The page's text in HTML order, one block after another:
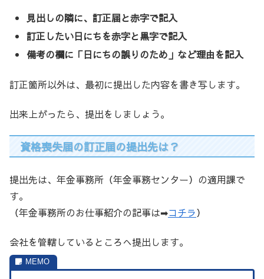
見出しの隣に、訂正届と赤字で記入
訂正したい日にちを赤字と黒字で記入
備考の欄に「日にちの誤りのため」など理由を記入
訂正箇所以外は、最初に提出した内容を書き写します。
出来上がったら、提出をしましょう。
資格喪失届の訂正届の提出先は？
提出先は、年金事務所（年金事務センター）の適用課で
す。
（年金事務所のお仕事紹介の記事は➡コチラ）
会社を管轄しているところへ提出します。